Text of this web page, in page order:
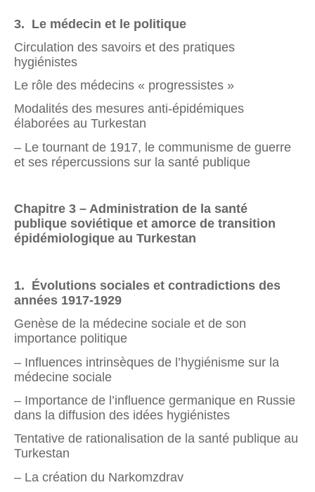
3. Le médecin et le politique
Circulation des savoirs et des pratiques
hygiénistes
Le rôle des médecins « progressistes »
Modalités des mesures anti-épidémiques
élaborées au Turkestan
– Le tournant de 1917, le communisme de guerre
et ses répercussions sur la santé publique
Chapitre 3 – Administration de la santé
publique soviétique et amorce de transition
épidémiologique au Turkestan
1. Évolutions sociales et contradictions des
années 1917-1929
Genèse de la médecine sociale et de son
importance politique
– Influences intrinsèques de l’hygiénisme sur la
médecine sociale
– Importance de l’influence germanique en Russie
dans la diffusion des idées hygiénistes
Tentative de rationalisation de la santé publique au
Turkestan
– La création du Narkomzdrav